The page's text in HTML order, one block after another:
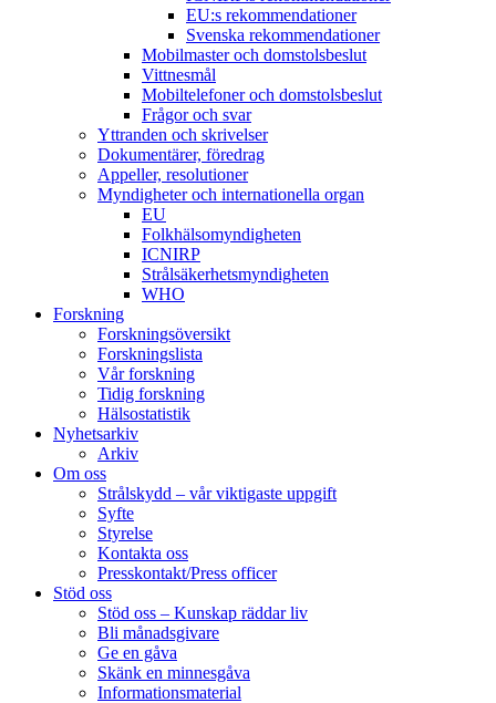
EU:s rekommendationer
Svenska rekommendationer
Mobilmaster och domstolsbeslut
Vittnesmål
Mobiltelefoner och domstolsbeslut
Frågor och svar
Yttranden och skrivelser
Dokumentärer, föredrag
Appeller, resolutioner
Myndigheter och internationella organ
EU
Folkhälsomyndigheten
ICNIRP
Strålsäkerhetsmyndigheten
WHO
Forskning
Forskningsöversikt
Forskningslista
Vår forskning
Tidig forskning
Hälsostatistik
Nyhetsarkiv
Arkiv
Om oss
Strålskydd – vår viktigaste uppgift
Syfte
Styrelse
Kontakta oss
Presskontakt/Press officer
Stöd oss
Stöd oss – Kunskap räddar liv
Bli månadsgivare
Ge en gåva
Skänk en minnesgåva
Informationsmaterial